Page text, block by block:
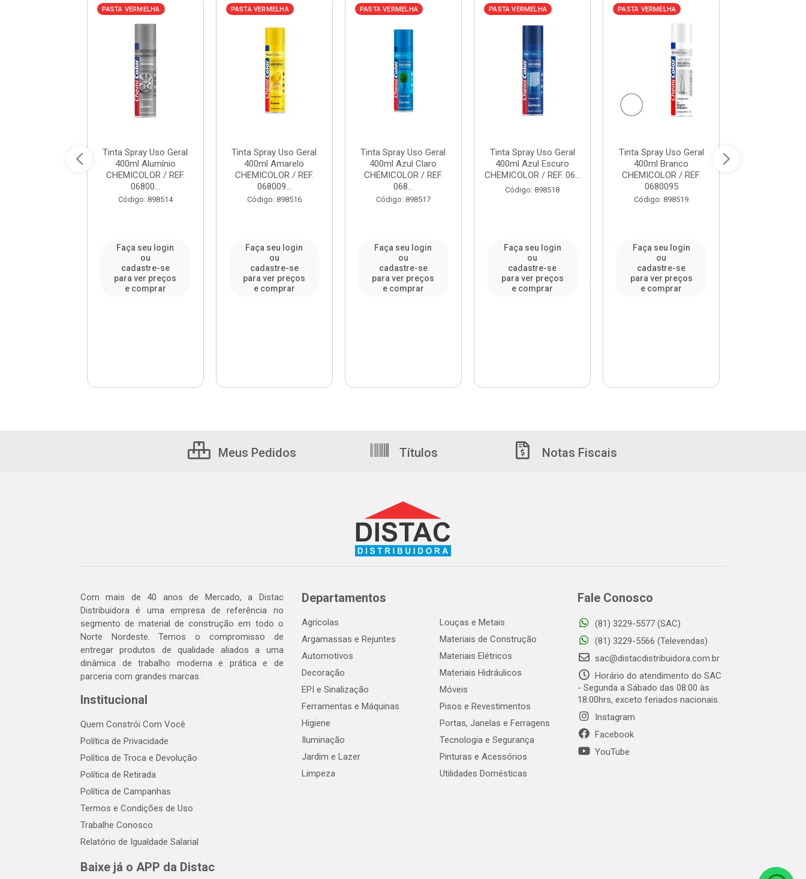
PASTA VERMELHA
Tinta Spray Uso Geral
400ml Alumínio
CHEMICOLOR / REF.
06800...
Código: 898514
Faça seu login
ou
cadastre-se
para ver preços
e comprar
PASTA VERMELHA
Tinta Spray Uso Geral
400ml Amarelo
CHEMICOLOR / REF.
068009...
Código: 898516
Faça seu login
ou
cadastre-se
para ver preços
e comprar
PASTA VERMELHA
Tinta Spray Uso Geral
400ml Azul Claro
CHEMICOLOR / REF.
068...
Código: 898517
Faça seu login
ou
cadastre-se
para ver preços
e comprar
PASTA VERMELHA
Tinta Spray Uso Geral
400ml Azul Escuro
CHEMICOLOR / REF. 06...
Código: 898518
Faça seu login
ou
cadastre-se
para ver preços
e comprar
PASTA VERMELHA
Tinta Spray Uso Geral
400ml Branco
CHEMICOLOR / REF.
0680095
Código: 898519
Faça seu login
ou
cadastre-se
para ver preços
e comprar
Meus Pedidos Títulos Notas Fiscais
Com mais de 40 anos de Mercado, a Distac
Distribuidora é uma empresa de referência no
segmento de material de construção em todo o
Norte Nordeste. Temos o compromisso de
entregar produtos de qualidade aliados a uma
dinâmica de trabalho moderna e prática e de
parceria com grandes marcas.
Institucional
Quem Constrói Com Você
Política de Privacidade
Política de Troca e Devolução
Política de Retirada
Política de Campanhas
Termos e Condições de Uso
Trabalhe Conosco
Relatório de Igualdade Salarial
Baixe já o APP da Distac
Departamentos
Agrícolas
Argamassas e Rejuntes
Automotivos
Decoração
EPI e Sinalização
Ferramentas e Máquinas
Higiene
Iluminação
Jardim e Lazer
Limpeza
Louças e Metais
Materiais de Construção
Materiais Elétricos
Materiais Hidráulicos
Móveis
Pisos e Revestimentos
Portas, Janelas e Ferragens
Tecnologia e Segurança
Pinturas e Acessórios
Utilidades Domésticas
Fale Conosco
(81) 3229-5577 (SAC)
(81) 3229-5566 (Televendas)
sac@distacdistribuidora.com.br
Horário do atendimento do SAC
- Segunda a Sábado das 08:00 às
18:00hrs, exceto feriados nacionais.
Instagram
Facebook
YouTube